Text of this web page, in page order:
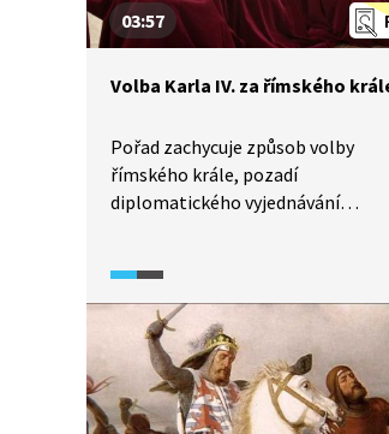
03:57
Volba Karla IV. za římského
Pořad zachycuje způsob volby
římského krále, pozadí
diplomatického vyjednávání
Karlem IV.